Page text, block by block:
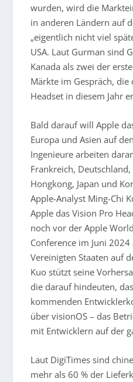
wurden, wird die
in anderen Ländern auf
„eigentlich nicht viel
USA. Laut Gurman sind
Kanada als zwei der
Märkte im Gespräch, die
Headset in diesem Jahr
Bald darauf will Apple
Europa und Asien auf
Ingenieure arbeiten
Frankreich,
Hongkong, Japan und
Apple-Analyst Ming-Chi
Apple das Vision Pro
noch vor der Apple
Conference im Juni
Vereinigten Staaten auf
Kuo stützt seine
die darauf hindeuten,
kommenden
über visionOS – das
mit Entwicklern auf der
Laut DigiTimes sind
mehr als 60 % der